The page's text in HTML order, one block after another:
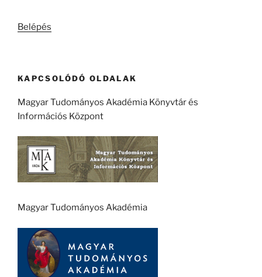
Belépés
KAPCSOLÓDÓ OLDALAK
Magyar Tudományos Akadémia Könyvtár és
Információs Központ
Magyar Tudományos Akadémia